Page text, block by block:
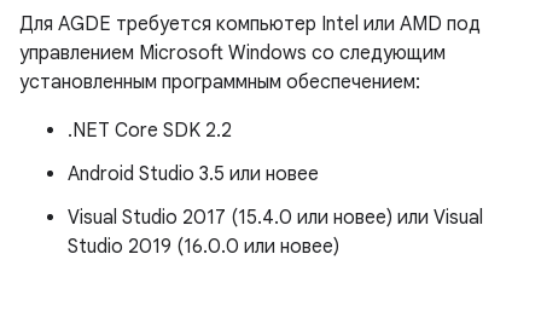
Для AGDE требуется компьютер Intel или AMD под
управлением Microsoft Windows со следующим
установленным программным обеспечением:
.NET Core SDK 2.2
Android Studio 3.5 или новее
Visual Studio 2017 (15.4.0 или новее) или Visual
Studio 2019 (16.0.0 или новее)